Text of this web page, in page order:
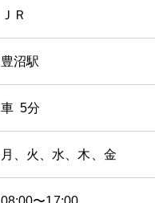
ＪＲ
豊沼駅
車 5分
月、火、水、木、金